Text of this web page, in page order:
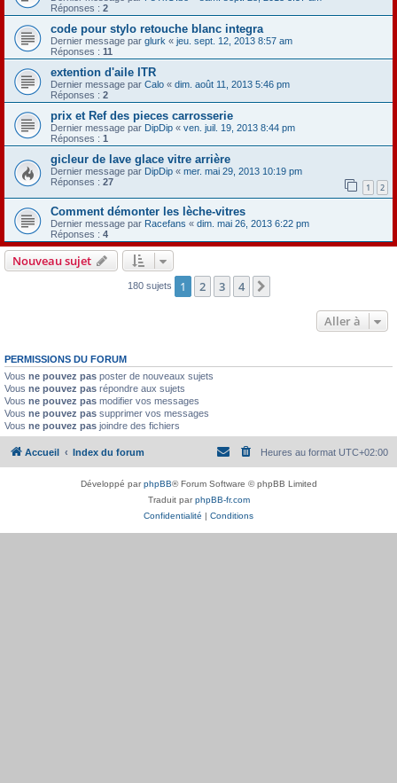
Réponses : 2
code pour stylo retouche blanc integra
Dernier message par glurk « jeu. sept. 12, 2013 8:57 am
Réponses : 11
extention d'aile ITR
Dernier message par Calo « dim. août 11, 2013 5:46 pm
Réponses : 2
prix et Ref des pieces carrosserie
Dernier message par DipDip « ven. juil. 19, 2013 8:44 pm
Réponses : 1
gicleur de lave glace vitre arrière
Dernier message par DipDip « mer. mai 29, 2013 10:19 pm
Réponses : 27 1 2
Comment démonter les lèche-vitres
Dernier message par Racefans « dim. mai 26, 2013 6:22 pm
Réponses : 4
Nouveau sujet
180 sujets 1 2 3 4
Aller à
PERMISSIONS DU FORUM
Vous ne pouvez pas poster de nouveaux sujets
Vous ne pouvez pas répondre aux sujets
Vous ne pouvez pas modifier vos messages
Vous ne pouvez pas supprimer vos messages
Vous ne pouvez pas joindre des fichiers
Accueil Index du forum Heures au format UTC+02:00
Développé parphpBB® Forum Software © phpBB Limited
Traduit parphpBB-fr.com
Confidentialité | Conditions